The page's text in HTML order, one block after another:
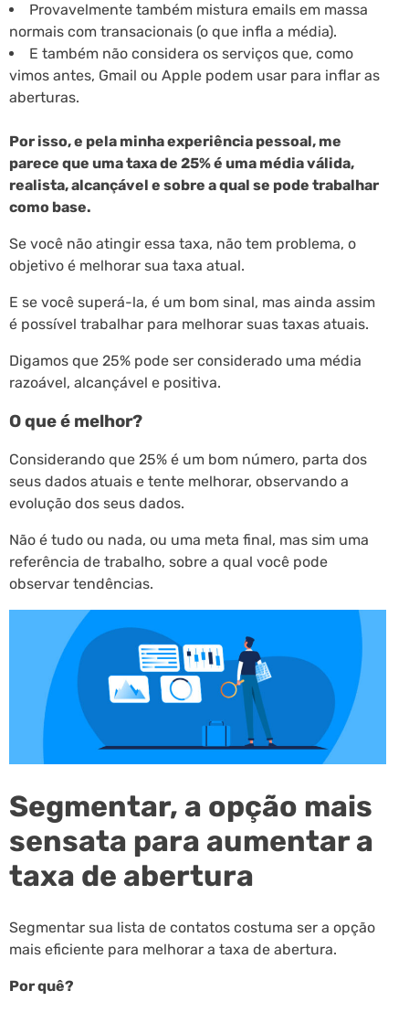
Provavelmente também mistura emails em massa
normais com transacionais (o que infla a média).
E também não considera os serviços que, como
vimos antes, Gmail ou Apple podem usar para inflar as
aberturas.
Por isso, e pela minha experiência pessoal, me
parece que uma taxa de 25% é uma média válida,
realista, alcançável e sobre a qual se pode trabalhar
como base.
Se você não atingir essa taxa, não tem problema, o
objetivo é melhorar sua taxa atual.
E se você superá-la, é um bom sinal, mas ainda assim
é possível trabalhar para melhorar suas taxas atuais.
Digamos que 25% pode ser considerado uma média
razoável, alcançável e positiva.
O que é melhor?
Considerando que 25% é um bom número, parta dos
seus dados atuais e tente melhorar, observando a
evolução dos seus dados.
Não é tudo ou nada, ou uma meta final, mas sim uma
referência de trabalho, sobre a qual você pode
observar tendências.
Segmentar, a opção mais
sensata para aumentar a
taxa de abertura
Segmentar sua lista de contatos costuma ser a opção
mais eficiente para melhorar a taxa de abertura.
Por quê?